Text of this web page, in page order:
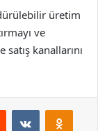
üretim
ve
kanallarını
Reddit VKontakte